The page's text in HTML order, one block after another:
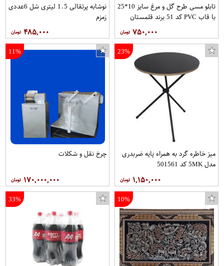
تابلو مسی طرح گل و مرغ سایز 10*25
با قاب PVC کد 51 برند قلمستان
۷۵۰,۰۰۰
نوشابه پرتقالی 1.5 لیتری شل 6عددی
زمزم
۴۸۵,۰۰۰
23%
میز خاطره گرد به همراه پایه ضربدری
مدل 5MK کد 501561
۱,۱۵۰,۰۰۰
11%
چرخ نقل و شکلات
۱۷۰,۰۰۰,۰۰۰
10%
33%